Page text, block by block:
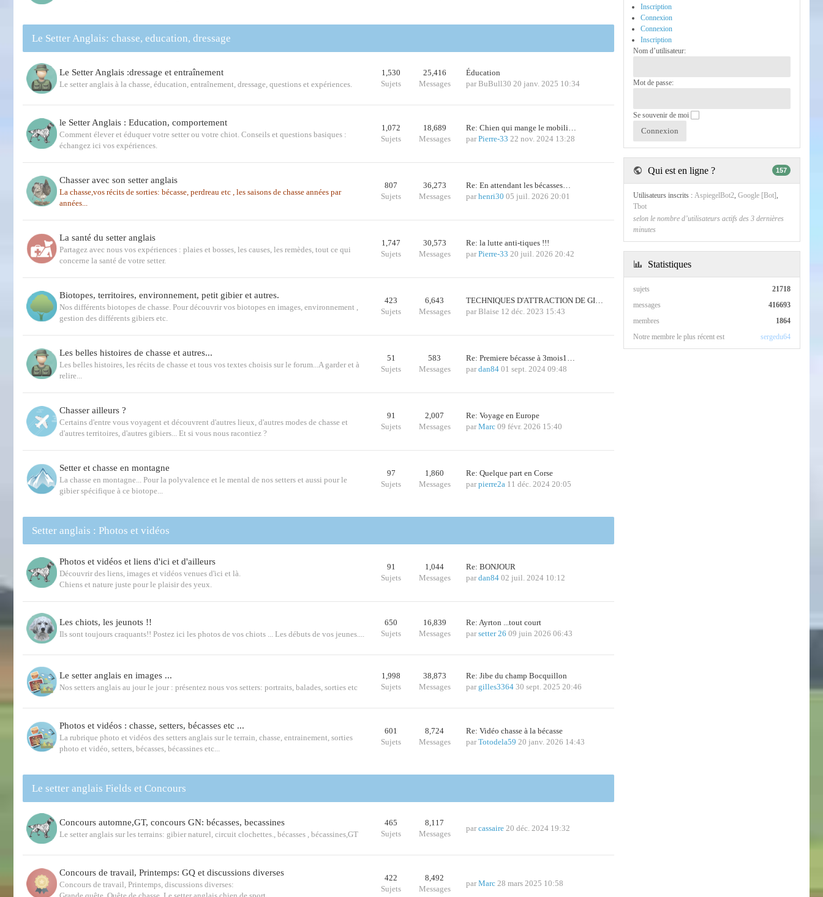
Le Setter Anglais: chasse, education, dressage
Le Setter Anglais :dressage et entraînement
Le setter anglais à la chasse, éducation, entraînement, dressage, questions et expériences.
1,530
Sujets
25,416
Messages
Éducation
par BuBull30 20 janv. 2025 10:34
le Setter Anglais : Education, comportement
Comment élever et éduquer votre setter ou votre chiot. Conseils et questions basiques :
échangez ici vos expériences.
1,072
Sujets
18,689
Messages
Re: Chien qui mange le mobili…
par Pierre-33 22 nov. 2024 13:28
Chasser avec son setter anglais
La chasse,vos récits de sorties: bécasse, perdreau etc , les saisons de chasse années par
années...
807
Sujets
36,273
Messages
Re: En attendant les bécasses…
par henri30 05 juil. 2026 20:01
La santé du setter anglais
Partagez avec nous vos expériences : plaies et bosses, les causes, les remèdes, tout ce qui
concerne la santé de votre setter.
1,747
Sujets
30,573
Messages
Re: la lutte anti-tiques !!!
par Pierre-33 20 juil. 2026 20:42
Biotopes, territoires, environnement, petit gibier et autres.
Nos différents biotopes de chasse. Pour découvrir vos biotopes en images, environnement ,
gestion des différents gibiers etc.
423
Sujets
6,643
Messages
TECHNIQUES D'ATTRACTION DE GI…
par Blaise 12 déc. 2023 15:43
Les belles histoires de chasse et autres...
Les belles histoires, les récits de chasse et tous vos textes choisis sur le forum...A garder et à
relire...
51
Sujets
583
Messages
Re: Premiere bécasse à 3mois1…
par dan84 01 sept. 2024 09:48
Chasser ailleurs ?
Certains d'entre vous voyagent et découvrent d'autres lieux, d'autres modes de chasse et
d'autres territoires, d'autres gibiers... Et si vous nous racontiez ?
91
Sujets
2,007
Messages
Re: Voyage en Europe
par Marc 09 févr. 2026 15:40
Setter et chasse en montagne
La chasse en montagne... Pour la polyvalence et le mental de nos setters et aussi pour le
gibier spécifique à ce biotope...
97
Sujets
1,860
Messages
Re: Quelque part en Corse
par pierre2a 11 déc. 2024 20:05
Setter anglais : Photos et vidéos
Photos et vidéos et liens d'ici et d'ailleurs
Découvrir des liens, images et vidéos venues d'ici et là.
Chiens et nature juste pour le plaisir des yeux.
91
Sujets
1,044
Messages
Re: BONJOUR
par dan84 02 juil. 2024 10:12
Les chiots, les jeunots !!
Ils sont toujours craquants!! Postez ici les photos de vos chiots ... Les débuts de vos jeunes....
650
Sujets
16,839
Messages
Re: Ayrton ...tout court
par setter 26 09 juin 2026 06:43
Le setter anglais en images ...
Nos setters anglais au jour le jour : présentez nous vos setters: portraits, balades, sorties etc
1,998
Sujets
38,873
Messages
Re: Jibe du champ Bocquillon
par gilles3364 30 sept. 2025 20:46
Photos et vidéos : chasse, setters, bécasses etc ...
La rubrique photo et vidéos des setters anglais sur le terrain, chasse, entrainement, sorties
photo et vidéo, setters, bécasses, bécassines etc...
601
Sujets
8,724
Messages
Re: Vidéo chasse à la bécasse
par Totodela59 20 janv. 2026 14:43
Le setter anglais Fields et Concours
Concours automne,GT, concours GN: bécasses, becassines
Le setter anglais sur les terrains: gibier naturel, circuit clochettes., bécasses , bécassines,GT
465
Sujets
8,117
Messages
par cassaire 20 déc. 2024 19:32
Concours de travail, Printemps: GQ et discussions diverses
Concours de travail, Printemps, discussions diverses:
422
Sujets
8,492
Messages
par Marc 28 mars 2025 10:58
Inscription
Connexion
Connexion
Inscription
Nom d’utilisateur:
Mot de passe:
Se souvenir de moi
Qui est en ligne ? 157
Utilisateurs inscrits : AspiegelBot2, Google [Bot],
Tbot
selon le nombre d’utilisateurs actifs des 3 dernières
minutes
Statistiques
21718
sujets
416693
messages
1864
membres
Notre membre le plus récent est
sergedu64